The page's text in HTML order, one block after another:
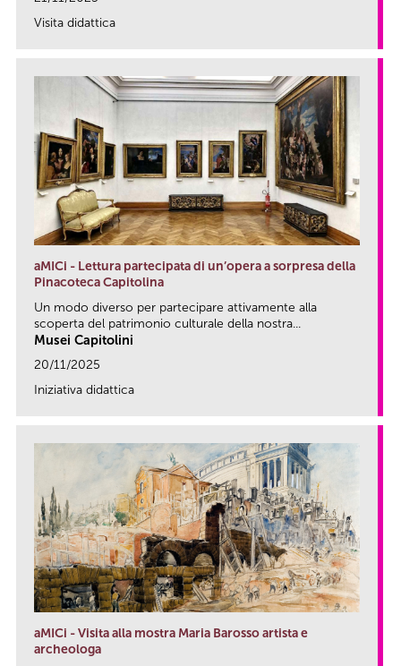
Visita didattica
aMICi - Lettura partecipata di un’opera a sorpresa della
Pinacoteca Capitolina
Un modo diverso per partecipare attivamente alla
scoperta del patrimonio culturale della nostra...
Musei Capitolini
20/11/2025
Iniziativa didattica
aMICi - Visita alla mostra Maria Barosso artista e
archeologa